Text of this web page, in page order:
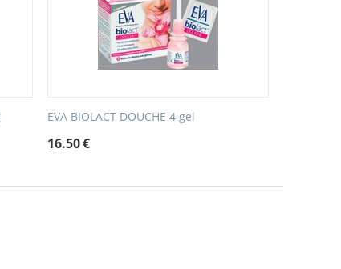
EVA BIOLACT DOUCHE 4 gel
16.50€